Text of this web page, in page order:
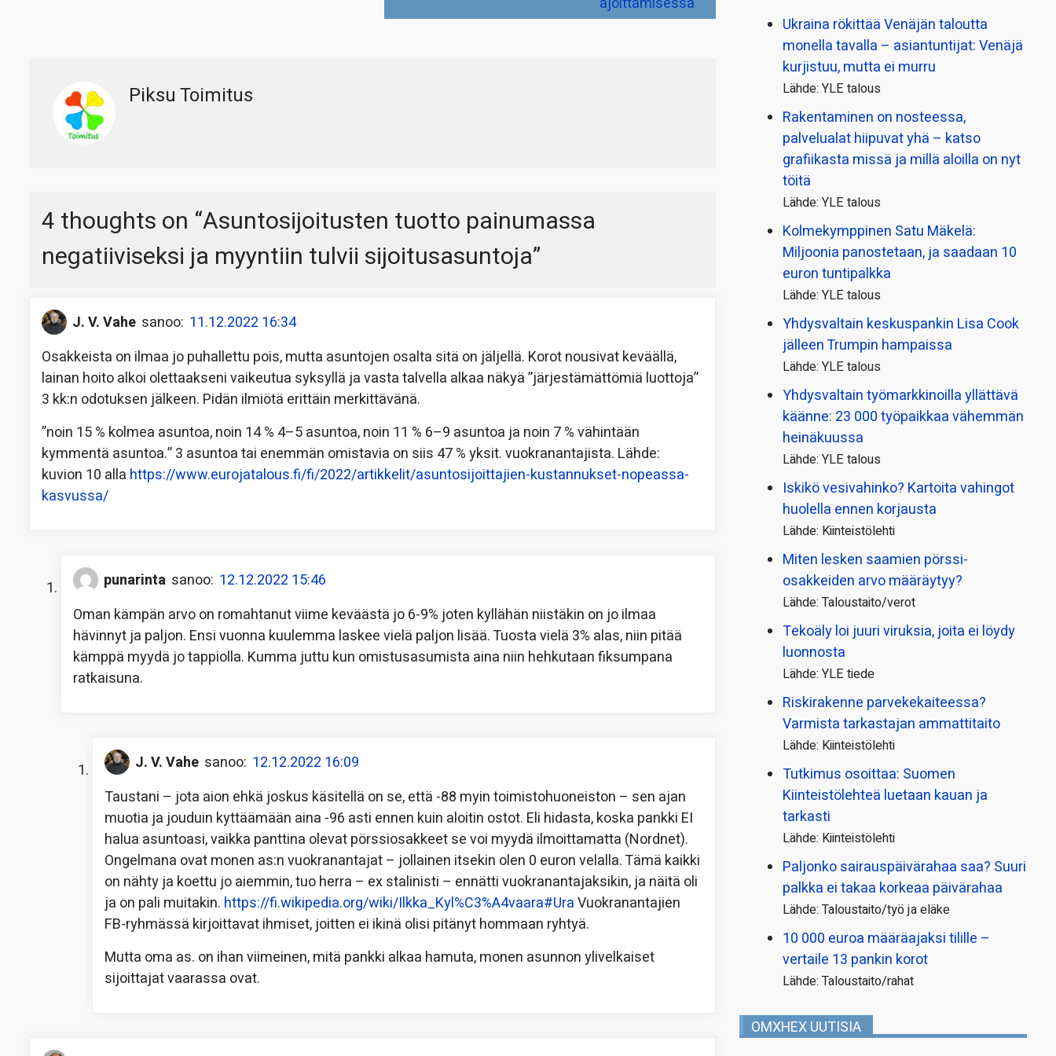
Piksu Toimitus
4 thoughts on “Asuntosijoitusten tuotto painumassa
negatiiviseksi ja myyntiin tulvii sijoitusasuntoja”
J. V. Vahe sanoo: 11.12.2022 16:34
Osakkeista on ilmaa jo puhallettu pois, mutta asuntojen osalta sitä on jäljellä. Korot nousivat keväällä,
lainan hoito alkoi olettaakseni vaikeutua syksyllä ja vasta talvella alkaa näkyä ”järjestämättömiä luottoja”
3 kk:n odotuksen jälkeen. Pidän ilmiötä erittäin merkittävänä.
”noin 15 % kolmea asuntoa, noin 14 % 4–5 asuntoa, noin 11 % 6–9 asuntoa ja noin 7 % vähintään
kymmentä asuntoa.” 3 asuntoa tai enemmän omistavia on siis 47 % yksit. vuokranantajista. Lähde:
kuvion 10 alla https://www.eurojatalous.fi/fi/2022/artikkelit/asuntosijoittajien-kustannukset-nopeassa-
kasvussa/
punarinta sanoo: 12.12.2022 15:46
Oman kämpän arvo on romahtanut viime keväästä jo 6-9% joten kyllähän niistäkin on jo ilmaa
hävinnyt ja paljon. Ensi vuonna kuulemma laskee vielä paljon lisää. Tuosta vielä 3% alas, niin pitää
kämppä myydä jo tappiolla. Kumma juttu kun omistusasumista aina niin hehkutaan fiksumpana
ratkaisuna.
J. V. Vahe sanoo: 12.12.2022 16:09
Taustani – jota aion ehkä joskus käsitellä on se, että -88 myin toimistohuoneiston – sen ajan
muotia ja jouduin kyttäämään aina -96 asti ennen kuin aloitin ostot. Eli hidasta, koska pankki EI
halua asuntoasi, vaikka panttina olevat pörssiosakkeet se voi myydä ilmoittamatta (Nordnet).
Ongelmana ovat monen as:n vuokranantajat – jollainen itsekin olen 0 euron velalla. Tämä kaikki
on nähty ja koettu jo aiemmin, tuo herra – ex stalinisti – ennätti vuokranantajaksikin, ja näitä oli
ja on pali muitakin. https://fi.wikipedia.org/wiki/Ilkka_Kyl%C3%A4vaara#UraVuokranantajien
FB-ryhmässä kirjoittavat ihmiset, joitten ei ikinä olisi pitänyt hommaan ryhtyä.
Mutta oma as. on ihan viimeinen, mitä pankki alkaa hamuta, monen asunnon ylivelkaiset
sijoittajat vaarassa ovat.
Ukraina rökittää Venäjän taloutta
monella tavalla – asiantuntijat: Venäjä
kurjistuu, mutta ei murru
Lähde: YLE talous
Rakentaminen on nosteessa,
palvelualat hiipuvat yhä – katso
grafiikasta missä ja millä aloilla on nyt
töitä
Lähde: YLE talous
Kolmekymppinen Satu Mäkelä:
Miljoonia panostetaan, ja saadaan 10
euron tuntipalkka
Lähde: YLE talous
Yhdysvaltain keskuspankin Lisa Cook
jälleen Trumpin hampaissa
Lähde: YLE talous
Yhdysvaltain työmarkkinoilla yllättävä
käänne: 23 000 työpaikkaa vähemmän
heinäkuussa
Lähde: YLE talous
Iskikö vesivahinko? Kartoita vahingot
huolella ennen korjausta
Lähde: Kiinteistölehti
Miten lesken saamien pörssi­
osakkeiden arvo määräytyy?
Lähde: Taloustaito/verot
Tekoäly loi juuri viruksia, joita ei löydy
luonnosta
Lähde: YLE tiede
Riskirakenne parvekekaiteessa?
Varmista tarkastajan ammattitaito
Lähde: Kiinteistölehti
Tutkimus osoittaa: Suomen
Kiinteistölehteä luetaan kauan ja
tarkasti
Lähde: Kiinteistölehti
Paljonko sairauspäivä­rahaa saa? Suuri
palkka ei takaa korkeaa päivärahaa
Lähde: Taloustaito/työ ja eläke
10 000 euroa määräajaksi tilille –
vertaile 13 pankin korot
Lähde: Taloustaito/rahat
OMXHEX UUTISIA